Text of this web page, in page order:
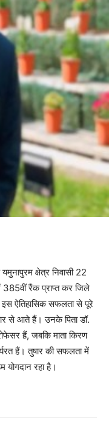
क्षेत्र निवासी 22
में 385वीं रैंक प्राप्त कर जिले
ऐतिहासिक सफलता से पूरे
से आते हैं। उनके पिता डॉ.
हैं, जबकि माता किरण
हैं। तुषार की सफलता में
योगदान रहा है।